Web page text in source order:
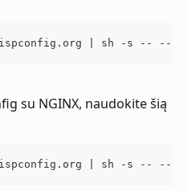
| sh -s -- --use-
su NGINX, naudokite šią
| sh -s -- --use-